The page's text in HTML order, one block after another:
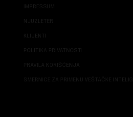
IMPRESSUM
NJUZLETER
KLIJENTI
POLITIKA PRIVATNOSTI
PRAVILA KORIŠĆENJA
SMERNICE ZA PRIMENU VEŠTAČKE